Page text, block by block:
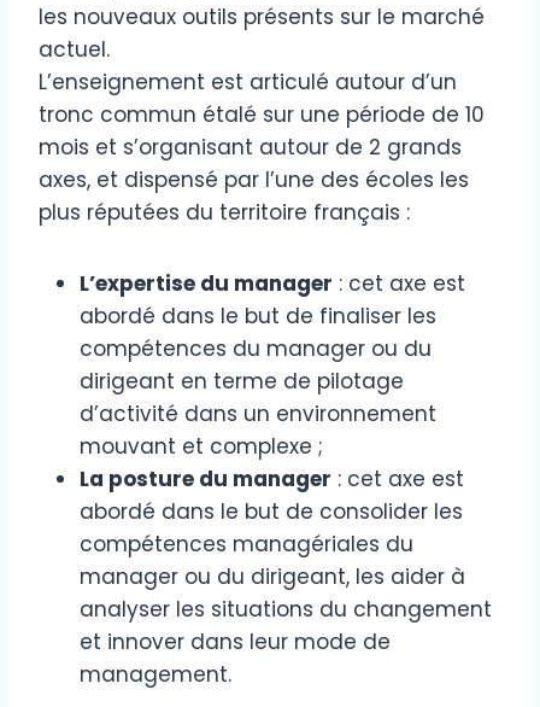
les nouveaux outils présents sur le marché
actuel.
L’enseignement est articulé autour d’un
tronc commun étalé sur une période de 10
mois et s’organisant autour de 2 grands
axes, et dispensé par l’une des écoles les
plus réputées du territoire français :
L’expertise du manager : cet axe est
abordé dans le but de finaliser les
compétences du manager ou du
dirigeant en terme de pilotage
d’activité dans un environnement
mouvant et complexe ;
La posture du manager : cet axe est
abordé dans le but de consolider les
compétences managériales du
manager ou du dirigeant, les aider à
analyser les situations du changement
et innover dans leur mode de
management.